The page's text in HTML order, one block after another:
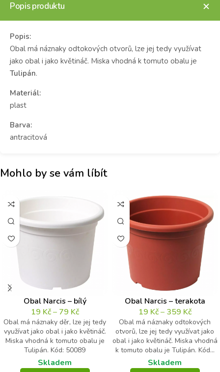
Popis produktu
Popis:
Obal má náznaky odtokových otvorů, lze jej tedy využívat
jako obal i jako květináč. Miska vhodná k tomuto obalu je
Tulipán.
Materiál:
plast
Barva:
antracitová
Mohlo by se vám líbít
Obal Narcis – bílý
19 Kč– 79 Kč
Obal má náznaky děr, lze jej tedy
využívat jako obal i jako květináč.
Miska vhodná k tomuto obalu je
Tulipán. Kód: 50089
Skladem
Obal Narcis – terakota
19 Kč– 359 Kč
Obal má náznaky odtokových
otvorů, lze jej tedy využívat jako
obal i jako květináč. Miska vhodná
k tomuto obalu je Tulipán. Kód...
Skladem